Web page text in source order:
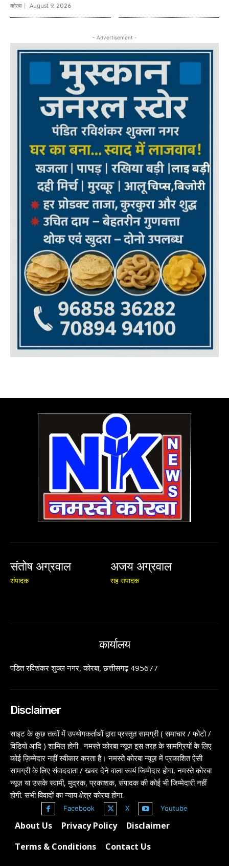
कोरबा August 9, 2026
- Advertisement -
संतोष अग्रवाल
संपादक
अजय अग्रवाल
सह संपादक
कार्यालय
पंडित रविशंकर शुक्ल नगर, कोरबा, छत्तीसगढ़ 495677
Disclaimer
साइट के कुछ तत्वों में उपयोगकर्ताओं द्वारा प्रस्तुत सामग्री ( समाचार / फोटो /
विडियो आदि ) शामिल होगी . नमस्ते कोरबा न्यूज़ इस तरह के सामग्रियों के लिए
कोई ज़िम्मेदार नहीं स्वीकार करता है। नमस्ते कोरबा न्यूज़ में प्रकाशित ऐसी
सामग्री के लिए संवाददाता / खबर देने वाला स्वयं जिम्मेदार होगा, नमस्ते कोरबा
न्यूज़ या उसके स्वामी, मुद्रक, प्रकाशक, संपादक की कोई भी जिम्मेदारी नहीं
होगी. सभी विवादों का न्याय क्षेत्र कोरबा होगा.
Facebook X Youtube
About Us Privacy Policy
Disclaimer
Terms & Conditions
Contact Us